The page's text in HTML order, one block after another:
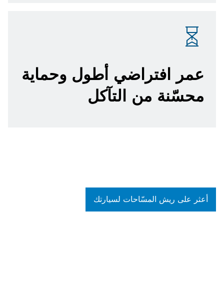
عمر افتراضي أطول وحماية
محسّنة من التآكل
أعثر على ريش المسّاحات لسيارتك